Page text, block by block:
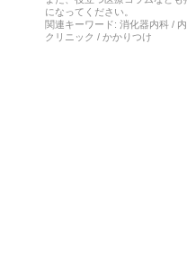
になってください。
関連キーワード: 消化器内科 /
クリニック / かかりつけ